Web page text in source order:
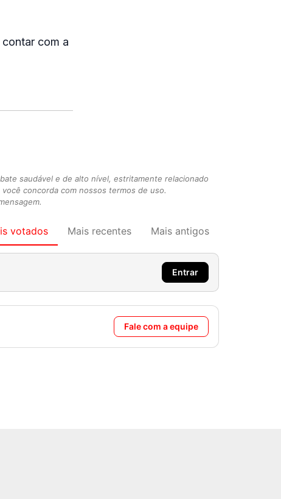
com a
saudável e de alto nível, estritamente relacionado
concorda com nossos termos de uso.
votados Mais recentes Mais antigos
Entrar
Fale com a equipe